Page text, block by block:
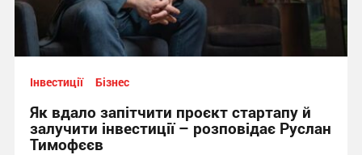
Інвестиції Бізнес
Як вдало запітчити проєкт стартапу й
залучити інвестиції – розповідає Руслан
Тимофєєв